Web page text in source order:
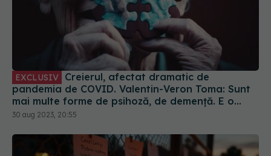
EXCLUSIV
pandemia de COVID. Valentin-Veron Toma: Sunt
mai multe forme de psihoză, de demență. E o
accelerare a unor fenomene care păreau să fie
30 aug 2023, 20:55